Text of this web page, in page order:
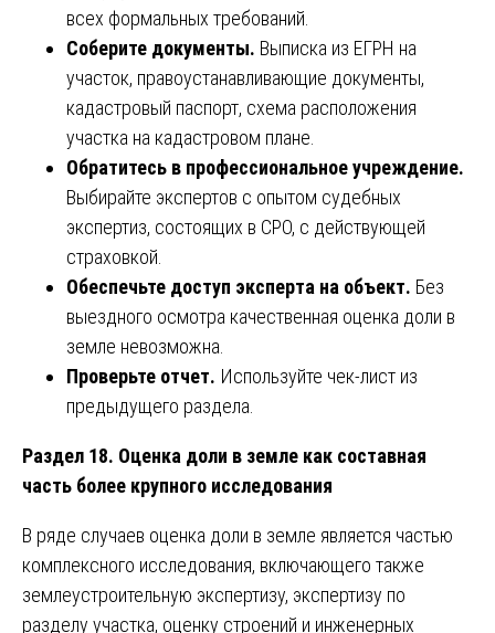
всех формальных требований.
Соберите документы. Выписка из ЕГРН на
участок, правоустанавливающие документы,
кадастровый паспорт, схема расположения
участка на кадастровом плане.
Обратитесь в профессиональное учреждение.
Выбирайте экспертов с опытом судебных
экспертиз, состоящих в СРО, с действующей
страховкой.
Обеспечьте доступ эксперта на объект. Без
выездного осмотра качественная оценка доли в
земле невозможна.
Проверьте отчет. Используйте чек-лист из
предыдущего раздела.
Раздел 18. Оценка доли в земле как составная
часть более крупного исследования
В ряде случаев оценка доли в земле является частью
комплексного исследования, включающего также
землеустроительную экспертизу, экспертизу по
разделу участка, оценку строений и инженерных